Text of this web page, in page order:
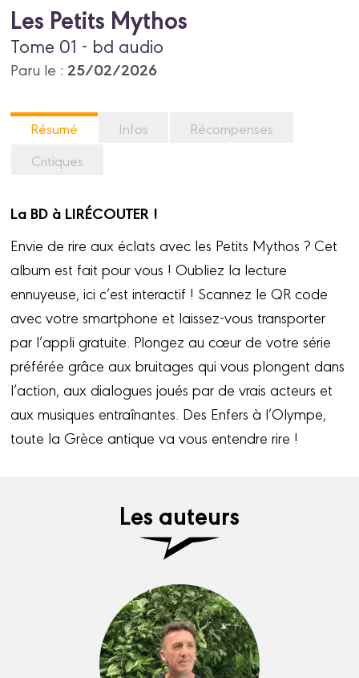
Les Petits Mythos
Tome 01 - bd audio
Paru le : 25/02/2026
Résumé Infos
Récompenses
Critiques
La BD à LIRÉCOUTER !
Envie de rire aux éclats avec les Petits Mythos ? Cet
album est fait pour vous ! Oubliez la lecture
ennuyeuse, ici c’est interactif ! Scannez le QR code
avec votre smartphone et laissez-vous transporter
par l’appli gratuite. Plongez au cœur de votre série
préférée grâce aux bruitages qui vous plongent dans
l’action, aux dialogues joués par de vrais acteurs et
aux musiques entraînantes. Des Enfers à l’Olympe,
toute la Grèce antique va vous entendre rire !
Les auteurs